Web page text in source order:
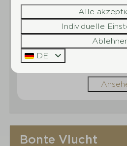
Klimaanlage
Bonte Vlucht
Alle
Individuelle
DE